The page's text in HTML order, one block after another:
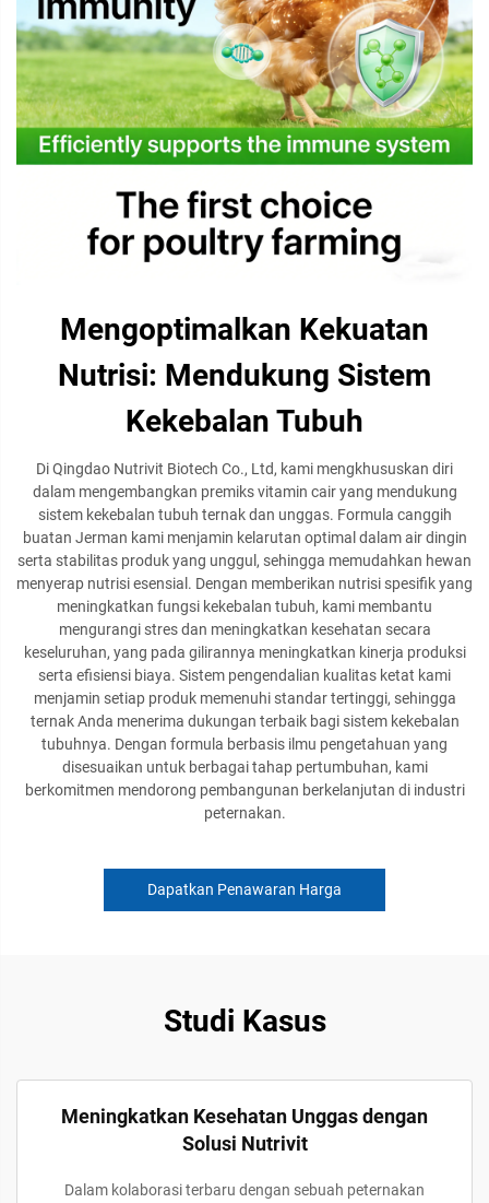
Mengoptimalkan Kekuatan
Nutrisi: Mendukung Sistem
Kekebalan Tubuh
Di Qingdao Nutrivit Biotech Co., Ltd, kami mengkhususkan diri
dalam mengembangkan premiks vitamin cair yang mendukung
sistem kekebalan tubuh ternak dan unggas. Formula canggih
buatan Jerman kami menjamin kelarutan optimal dalam air dingin
serta stabilitas produk yang unggul, sehingga memudahkan hewan
menyerap nutrisi esensial. Dengan memberikan nutrisi spesifik yang
meningkatkan fungsi kekebalan tubuh, kami membantu
mengurangi stres dan meningkatkan kesehatan secara
keseluruhan, yang pada gilirannya meningkatkan kinerja produksi
serta efisiensi biaya. Sistem pengendalian kualitas ketat kami
menjamin setiap produk memenuhi standar tertinggi, sehingga
ternak Anda menerima dukungan terbaik bagi sistem kekebalan
tubuhnya. Dengan formula berbasis ilmu pengetahuan yang
disesuaikan untuk berbagai tahap pertumbuhan, kami
berkomitmen mendorong pembangunan berkelanjutan di industri
peternakan.
Dapatkan Penawaran Harga
Studi Kasus
Meningkatkan Kesehatan Unggas dengan
Solusi Nutrivit
Dalam kolaborasi terbaru dengan sebuah peternakan